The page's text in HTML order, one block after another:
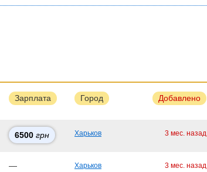
Зарплата Город Добавлено
6500 грн Харьков 3 мес. назад
— Харьков 3 мес. назад